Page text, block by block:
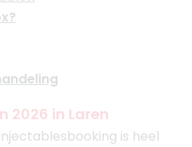
2026 in Laren
is heel